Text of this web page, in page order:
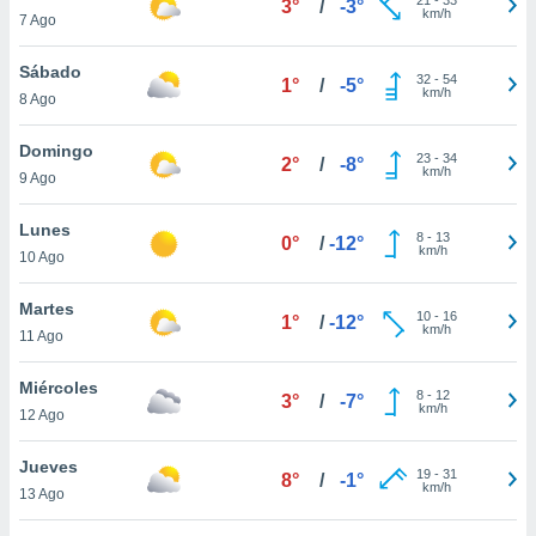
más
nuestra
y
de
disponible
cookies
aceptar
7 Ago
3° / -3°
km/h
Sábado
8 Ago
1° / -5° 32- 54
km/h
Domingo
9 Ago
2° / -8° 23- 34
km/h
Lunes
10 Ago
0° / -12° 8- 13
km/h
Martes
11 Ago
1° / -12° 10- 16
km/h
Miércoles
12 Ago
3° / -7° 8- 12
km/h
Jueves
13 Ago
8° / -1° 19- 31
km/h